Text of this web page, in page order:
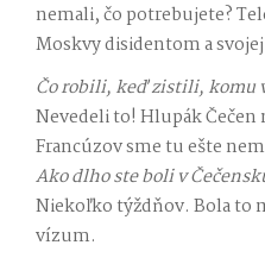
nemali, čo potrebujete?
Moskvy disidentom a
Čo robili, keď zistili, komu
Nevedeli to! Hlupák
Francúzov sme tu ešte
Ako dlho ste boli v
Niekoľko týždňov. Bola to
vízum.